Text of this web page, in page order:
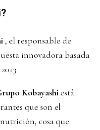
, el responsable de
innovadora basada
Kobayashiestá
que son el
cosa que